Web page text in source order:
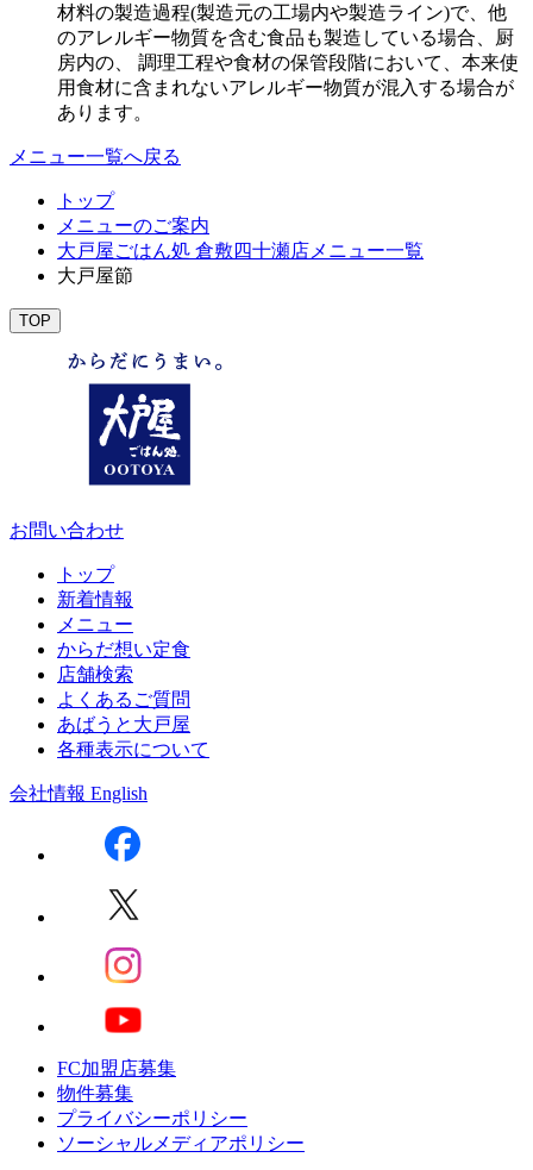
材料の製造過程(製造元の工場内や製造ライン)で、他
のアレルギー物質を含む食品も製造している場合、厨
房内の、 調理工程や食材の保管段階において、本来使
用食材に含まれないアレルギー物質が混入する場合が
あります。
メニュー一覧へ戻る
トップ
メニューのご案内
大戸屋ごはん処 倉敷四十瀬店メニュー一覧
大戸屋節
TOP
お問い合わせ
トップ
新着情報
メニュー
からだ想い定食
店舗検索
よくあるご質問
あばうと大戸屋
各種表示について
会社情報 English
FC加盟店募集
物件募集
プライバシーポリシー
ソーシャルメディアポリシー